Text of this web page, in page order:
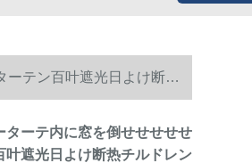
ーテン百叶遮光日よけ断热
ーテ内に窓を倒せせせせせ
遮光日よけ断热チルドレン